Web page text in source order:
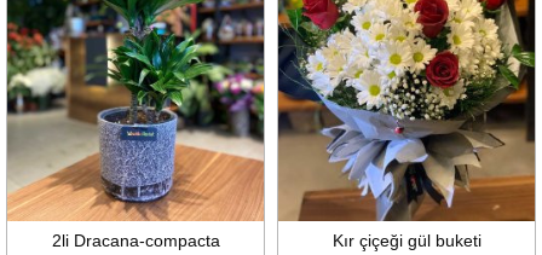
2li Dracana-compacta Kır çiçeği gül buketi